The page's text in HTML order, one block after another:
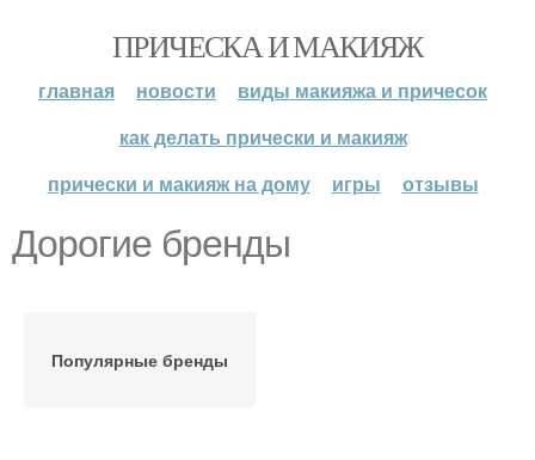
ПРИЧЕСКА И МАКИЯЖ
главная новости
виды макияжа и причесок
как делать прически и макияж
прически и макияж на дому
игры отзывы
Дорогие бренды
Популярные бренды